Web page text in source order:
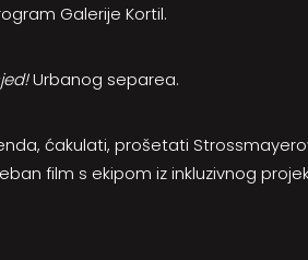
Galerije Kortil.
Urbanog separea.
ćakulati, prošetati
film s ekipom iz inkluzivnog